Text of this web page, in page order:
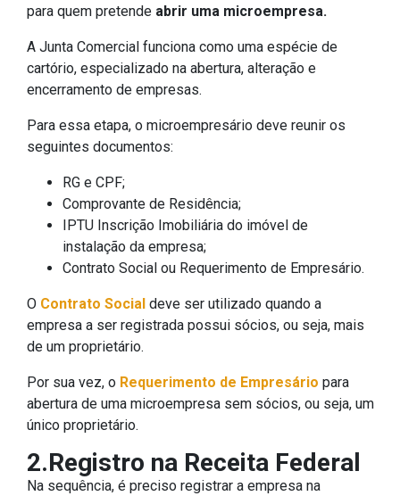
para quem pretende abrir uma microempresa.
A Junta Comercial funciona como uma espécie de
cartório, especializado na abertura, alteração e
encerramento de empresas.
Para essa etapa, o microempresário deve reunir os
seguintes documentos:
RG e CPF;
Comprovante de Residência;
IPTU Inscrição Imobiliária do imóvel de
instalação da empresa;
Contrato Social ou Requerimento de Empresário.
O Contrato Social deve ser utilizado quando a
empresa a ser registrada possui sócios, ou seja, mais
de um proprietário.
Por sua vez, o Requerimento de Empresário para
abertura de uma microempresa sem sócios, ou seja, um
único proprietário.
2.Registro na Receita Federal
Na sequência, é preciso registrar a empresa na